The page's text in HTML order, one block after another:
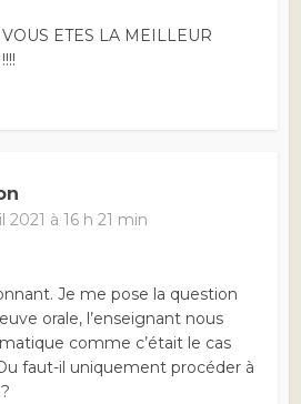
ETES LA MEILLEUR
2021 à 16 h 21 min
Je me pose la question
orale, l’enseignant nous
comme c’était le cas
faut-il uniquement procéder à